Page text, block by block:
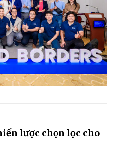
lược chọn lọc cho